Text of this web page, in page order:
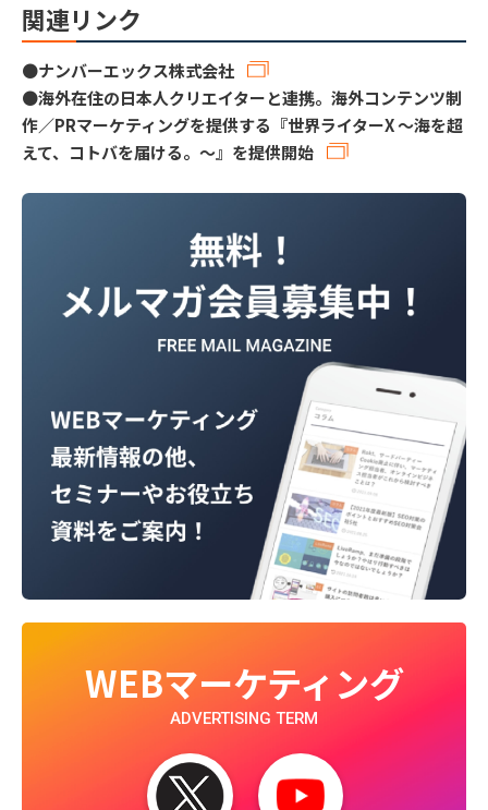
関連リンク
●ナンバーエックス株式会社
●海外在住の日本人クリエイターと連携。海外コンテンツ制
作／PRマーケティングを提供する『世界ライターX 〜海を超
えて、コトバを届ける。〜』を提供開始
WEBマーケティング
ADVERTISING TERM